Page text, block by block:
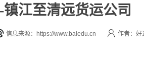
江至清远货运公司
信息来源：https://www.baiedu.cn 作者：好